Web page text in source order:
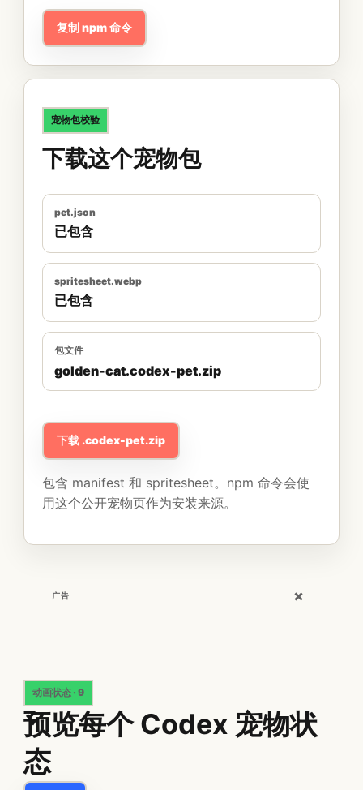
复制 npm 命令
宠物包校验
下载这个宠物包
pet.json
已包含
spritesheet.webp
已包含
包文件
golden-cat.codex-pet.zip
下载 .codex-pet.zip
包含 manifest 和 spritesheet。npm 命令会使
用这个公开宠物页作为安装来源。
广告 ×
动画状态 · 9
预览每个 Codex 宠物状
态